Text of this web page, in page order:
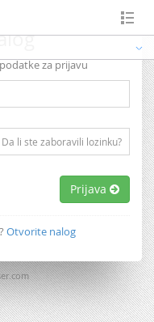
za prijavu
Da li ste zaboravili lozinku?
Prijava
Otvorite nalog